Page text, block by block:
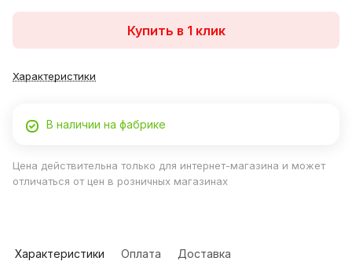
Купить в 1 клик
Характеристики
В наличии на фабрике
Цена действительна только для интернет-магазина и может
отличаться от цен в розничных магазинах
Характеристики Оплата Доставка